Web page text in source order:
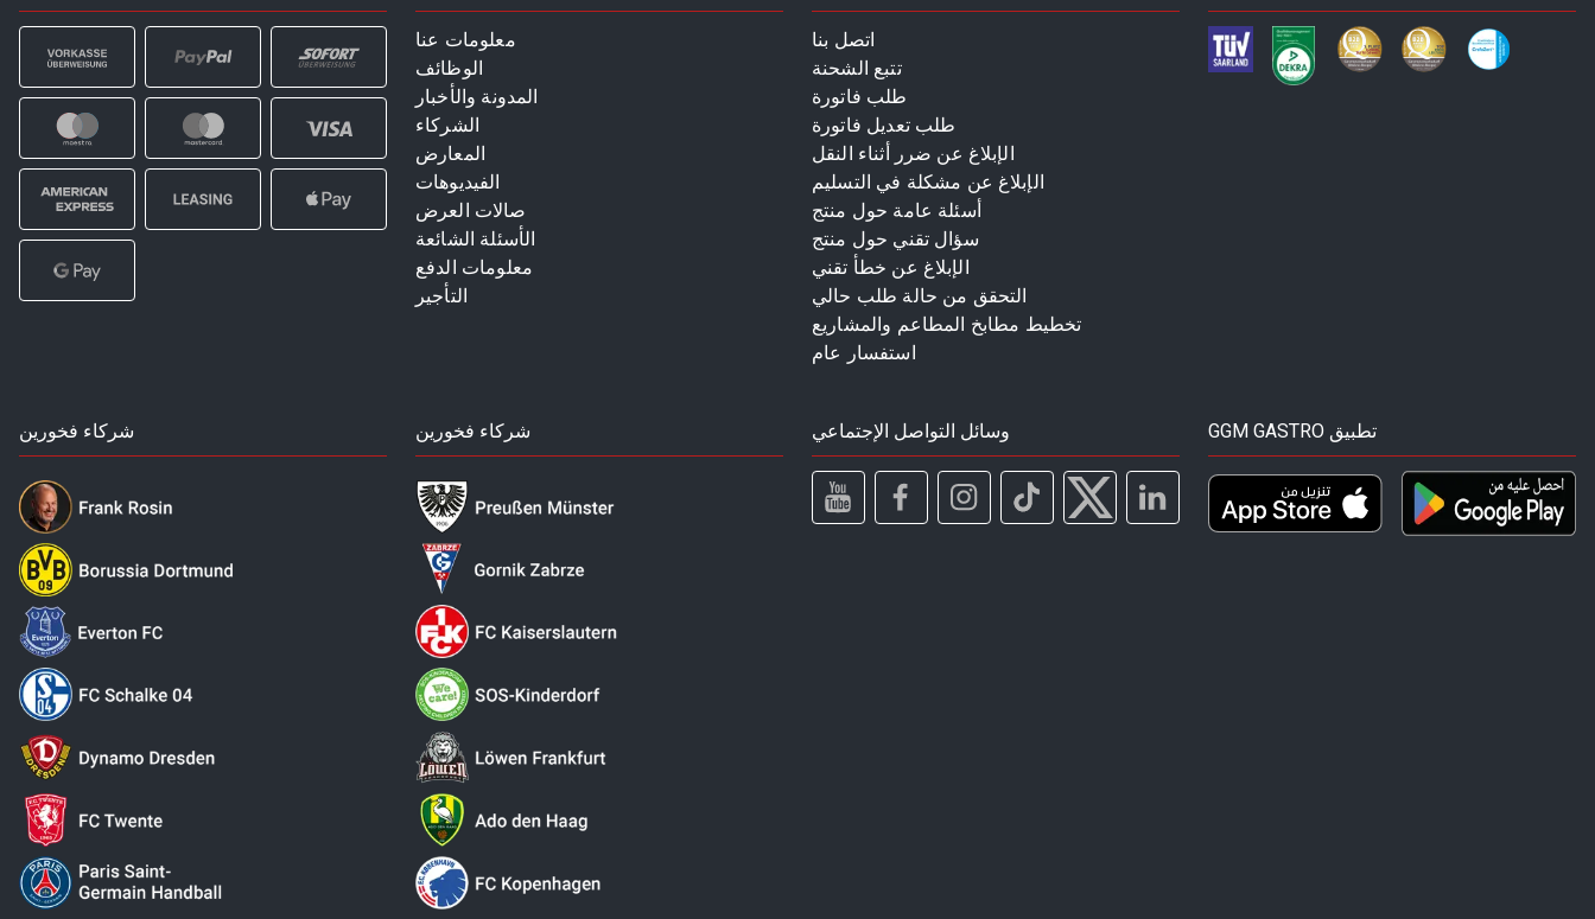
معلومات عنا
الوظائف
المدونة والأخبار
الشركاء
المعارض
الفيديوهات
صالات العرض
الأسئلة الشائعة
معلومات الدفع
التأجير
اتصل بنا
تتبع الشحنة
طلب فاتورة
طلب تعديل فاتورة
الإبلاغ عن ضرر أثناء النقل
الإبلاغ عن مشكلة في التسليم
أسئلة عامة حول منتج
سؤال تقني حول منتج
الإبلاغ عن خطأ تقني
التحقق من حالة طلب حالي
تخطيط مطابخ المطاعم والمشاريع
استفسار عام
شركاء فخورين شركاء فخورين وسائل التواصل الإجتماعي GGM GASTRO تطبيق